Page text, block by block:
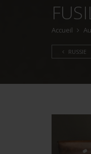
Accueil
RUSSIE